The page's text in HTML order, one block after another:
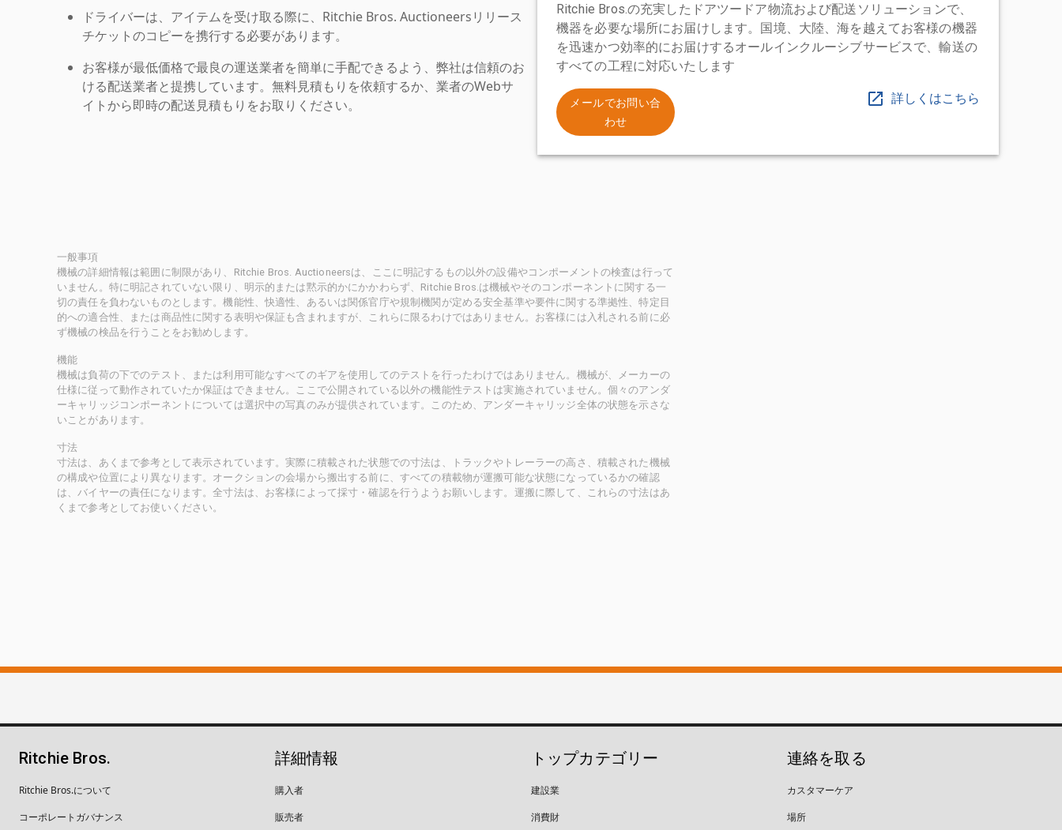
ドライバーは、アイテムを受け取る際に、Ritchie Bros. Auctioneersリリース
チケットのコピーを携行する必要があります。
お客様が最低価格で最良の運送業者を簡単に手配できるよう、弊社は信頼のお
ける配送業者と提携しています。無料見積もりを依頼するか、業者のWebサ
イトから即時の配送見積もりをお取りください。
Ritchie Bros.の充実したドアツードア物流および配送ソリューションで、
機器を必要な場所にお届けします。国境、大陸、海を越えてお客様の機器
を迅速かつ効率的にお届けするオールインクルーシブサービスで、輸送の
すべての工程に対応いたします
メールでお問い合
わせ
詳しくはこちら
一般事項
機械の詳細情報は範囲に制限があり、Ritchie Bros. Auctioneersは、ここに明記するもの以外の設備やコンポーメントの検査は行って
いません。特に明記されていない限り、明示的または黙示的かにかかわらず、Ritchie Bros.は機械やそのコンポーネントに関する一
切の責任を負わないものとします。機能性、快適性、あるいは関係官庁や規制機関が定める安全基準や要件に関する準拠性、特定目
的への適合性、または商品性に関する表明や保証も含まれますが、これらに限るわけではありません。お客様には入札される前に必
ず機械の検品を行うことをお勧めします。
機能
機械は負荷の下でのテスト、または利用可能なすべてのギアを使用してのテストを行ったわけではありません。機械が、メーカーの
仕様に従って動作されていたか保証はできません。ここで公開されている以外の機能性テストは実施されていません。個々のアンダ
ーキャリッジコンポーネントについては選択中の写真のみが提供されています。このため、アンダーキャリッジ全体の状態を示さな
いことがあります。
寸法
寸法は、あくまで参考として表示されています。実際に積載された状態での寸法は、トラックやトレーラーの高さ、積載された機械
の構成や位置により異なります。オークションの会場から搬出する前に、すべての積載物が運搬可能な状態になっているかの確認
は、バイヤーの責任になります。全寸法は、お客様によって採寸・確認を行うようお願いします。運搬に際して、これらの寸法はあ
くまで参考としてお使いください。
Ritchie Bros.
Ritchie Bros.について
コーポレートガバナンス
詳細情報
購入者
販売者
トップカテゴリー
建設業
消費財
連絡を取る
カスタマーケア
場所